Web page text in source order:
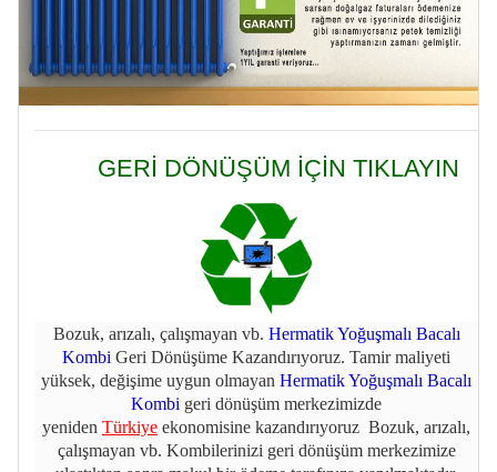
GERİ DÖNÜŞÜM İÇİN TIKLAYIN
Bozuk, arızalı, çalışmayan vb. Hermatik Yoğuşmalı Bacalı
Kombi Geri Dönüşüme Kazandırıyoruz. Tamir maliyeti
yüksek, değişime uygun olmayan Hermatik Yoğuşmalı Bacalı
Kombi geri dönüşüm merkezimizde
yeniden Türkiye ekonomisine kazandırıyoruz Bozuk, arızalı,
çalışmayan vb. Kombilerinizi geri dönüşüm merkezimize